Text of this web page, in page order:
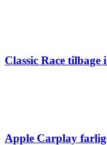
Classic Race tilbage
Apple Carplay